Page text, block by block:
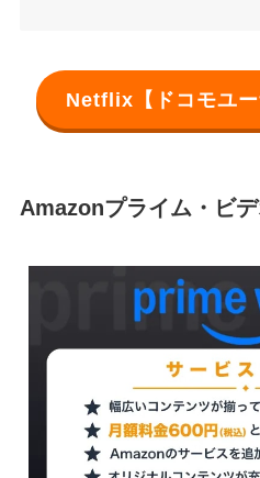
Netflix【ドコモユー
Amazonプライム・ビデ